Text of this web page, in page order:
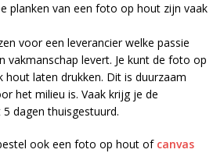
planken van een foto op hout zijn vaak
voor een leverancier welke passie
vakmanschap levert. Je kunt de foto op
hout laten drukken. Dit is duurzaam
het milieu is. Vaak krijg je de
dagen thuisgestuurd.
ook een foto op hout of canvas